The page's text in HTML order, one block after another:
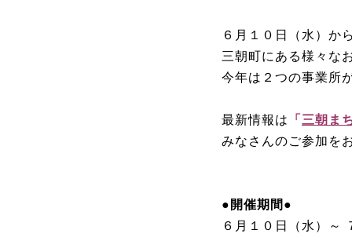
６月１０日（水）か
三朝町にある様々な
今年は２つの事業所
最新情報は 「 三朝ま
みなさんのご参加を
●開催期間●
６月１０日（水）～